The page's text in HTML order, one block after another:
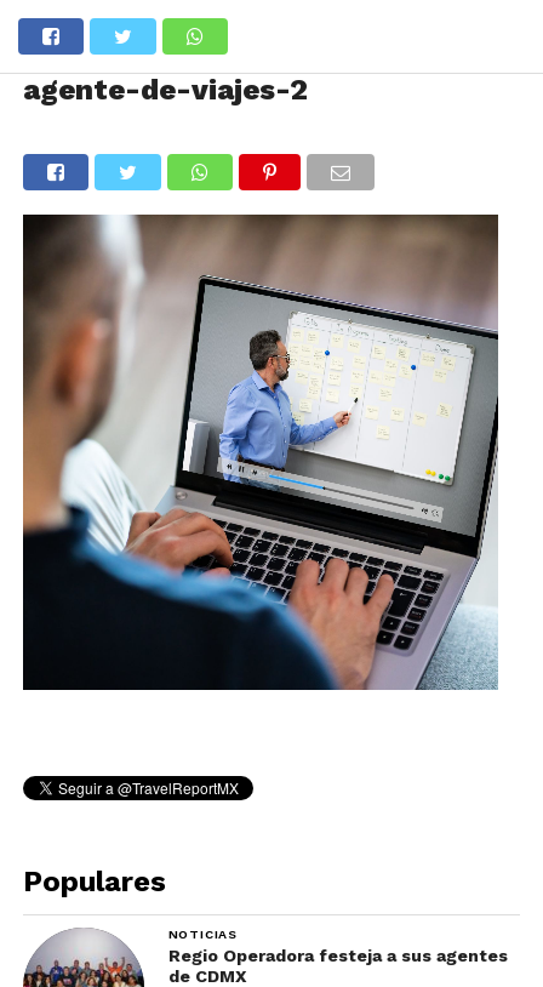
agente-de-viajes-2
Populares
NOTICIAS
Regio Operadora festeja a sus agentes
de CDMX